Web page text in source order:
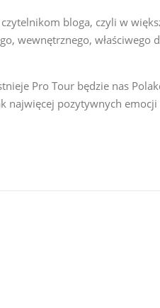
bloga, czyli w
wewnętrznego, właściwego
Pro Tour będzie nas
pozytywnych emocji